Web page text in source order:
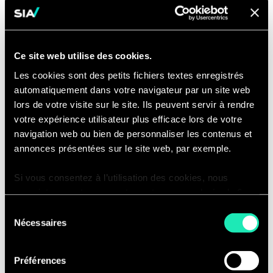
Ce site web utilise des cookies.
Les cookies sont des petits fichiers textes enregistrés
automatiquement dans votre navigateur par un site web
lors de votre visite sur le site. Ils peuvent servir à rendre
votre expérience utilisateur plus efficace lors de votre
navigation web ou bien de personnaliser les contenus et
annonces présentées sur le site web, par exemple.
Si vous consentez à l’utilisation des cookies, nous
consentir à cette utilisation à nouveau. Si vous ne
fonctionnement et ne personnalisera pas votre
Nécessaires
Préférences
fonction RH).
Management social & ingénierie
stratégie sociale cohérente, durable
et alignée sur la trajectoire de
transformation de chaque
entreprise.
Accompagnement humain des
transformations : analyser les
mettre en œuvre une stratégie de
change (formation, communication,
animation de communautés)
élaborer
une stratégie de formation de bout
en bout, œuvrer à une culture